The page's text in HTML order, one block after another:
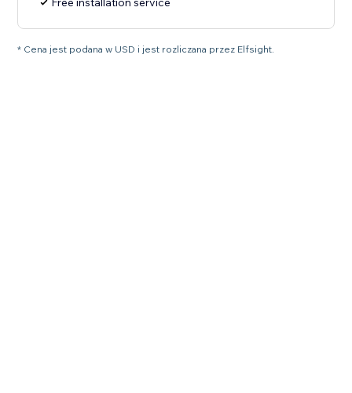
* Cena jest podana w USD i jest rozliczana przez Elfsight.